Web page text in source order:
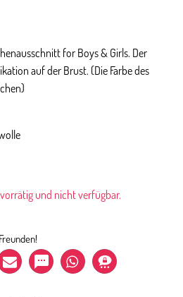
for Boys & Girls. Der
auf der Brust. (Die Farbe des
und nicht verfügbar.